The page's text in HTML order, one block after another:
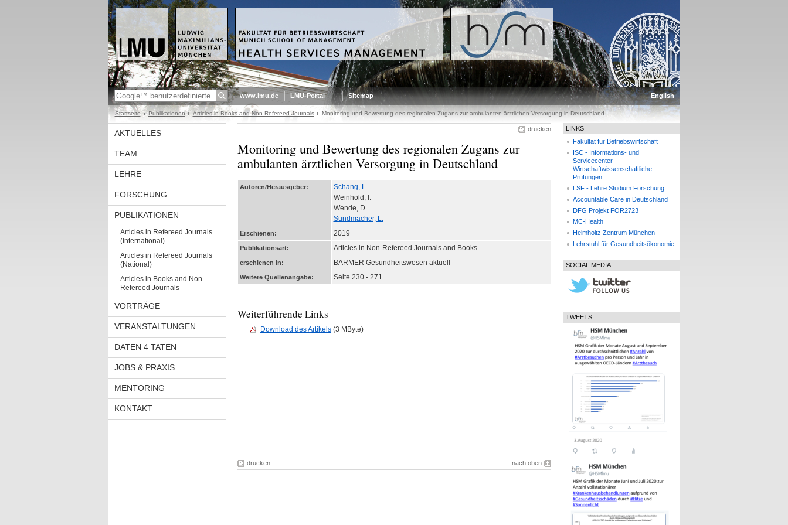
www.lmu.de LMU-Portal Sitemap English
Startseite Publikationen Articles in Books and Non-Refereed Journals Monitoring und Bewertung des regionalen Zugans zur ambulanten ärztlichen Versorgung in Deutschland
AKTUELLES
TEAM
LEHRE
FORSCHUNG
PUBLIKATIONEN
Articles in Refereed Journals
(International)
Articles in Refereed Journals
(National)
Articles in Books and Non-
Refereed Journals
VORTRÄGE
VERANSTALTUNGEN
DATEN 4 TATEN
JOBS & PRAXIS
MENTORING
KONTAKT
drucken
Monitoring und Bewertung des regionalen Zugans zur
ambulanten ärztlichen Versorgung in Deutschland
Autoren/Herausgeber:
Schang, L.
Weinhold, I.
Wende, D.
Sundmacher, L.
Erschienen: 2019
Publikationsart: Articles in Non-Refereed Journals and Books
erschienen in: BARMER Gesundheitswesen aktuell
Weitere Quellenangabe: Seite 230 - 271
Weiterführende Links
Download des Artikels(3 MByte)
drucken nach oben
LINKS
Fakultät für Betriebswirtschaft
ISC - Informations- und
Servicecenter
Wirtschaftwissenschaftliche
Prüfungen
LSF - Lehre Studium Forschung
Accountable Care in Deutschland
DFG Projekt FOR2723
MC-Health
Helmholtz Zentrum München
Lehrstuhl für Gesundheitsökonomie
SOCIAL MEDIA
TWEETS